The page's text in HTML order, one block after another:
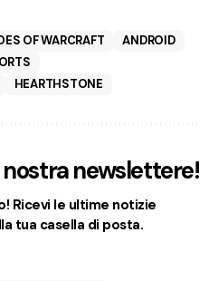
OF WARCRAFT
ANDROID
HEARTHSTONE
nostra newslettere!
Ricevi le ultime notizie
tua casella di posta.